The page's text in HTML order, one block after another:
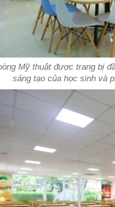
Mỹ thuật được trang bị
sáng tạo của học sinh và